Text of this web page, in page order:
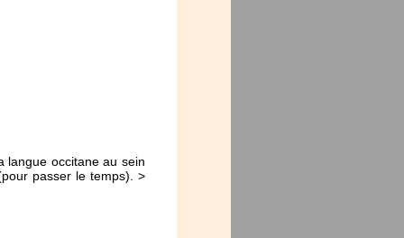
langue occitane au sein
passer le temps). >